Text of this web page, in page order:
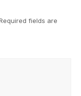
fields are